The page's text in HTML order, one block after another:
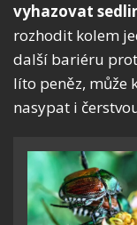
vyhazovat
rozhodit kolem
další bariéru
líto peněz, může
nasypat i